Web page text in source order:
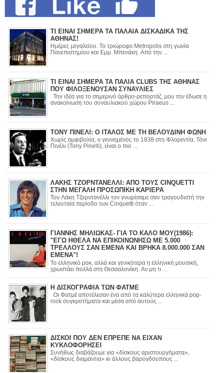
ΤΙ ΕΙΝΑΙ ΣΗΜΕΡΑ ΤΑ ΠΑΛΑΙΑ ΔΙΣΚΑΔΙΚΑ ΤΗΣ
ΑΘΗΝΑΣ!
Ημέρες μεγαλείου. Το τριώροφο Metropolis στη γωνία
Πανεπιστημίου και Εμμ. Μπενάκη. Από την ...
ΤΙ ΕΙΝΑΙ ΣΗΜΕΡΑ ΤΑ ΠΑΛΙΑ CLUBS ΤΗΣ ΑΘΗΝΑΣ
ΠΟΥ ΦΙΛΟΞΕΝΟΥΣΑΝ ΣΥΝΑΥΛΙΕΣ
Την ιδέα για το σημερινό άρθρο-ρεπορτάζ, μου την έδωσε η
ανακοίνωση του συναυλιακού χώρου Piraeus ...
ΤΟΝΥ ΠΙΝΕΛΙ: Ο ΙΤΑΛΟΣ ΜΕ ΤΗ ΒΕΛΟΥΔΙΝΗ ΦΩΝΗ
Χωρίς αμφιβολία, ο γεννημένος το 1938 στη Φλορεντία, Τόνι
Πινέλι (Tony Pinelli), είναι ο πιο ...
ΛΑΚΗΣ ΤΖΟΡΝΤΑΝΕΛΛΙ: ΑΠΟ ΤΟΥΣ CINQUETTI
ΣΤΗΝ ΜΕΓΑΛΗ ΠΡΟΣΩΠΙΚΗ ΚΑΡΙΕΡΑ
Τον Λάκη Τζορντανέλλι τον γνωρίσαμε σαν τραγουδιστή την
τελευταία περίοδο των Cinquetti όταν ...
ΓΙΑΝΝΗΣ ΜΗΛΙΩΚΑΣ- ΓΙΑ ΤΟ ΚΑΛΟ ΜΟΥ(1986):
"ΕΓΩ ΗΘΕΛΑ ΝΑ ΕΠΙΚΟΙΝΩΝΗΣΩ ΜΕ 5.000
ΤΡΕΛΛΟΥΣ ΣΑΝ ΕΜΕΝΑ ΚΑΙ ΒΡΗΚΑ 8.000.000 ΣΑΝ
ΕΜΕΝΑ"!
Το ελληνικό ροκ, αλλά και γενικότερα η ελληνική μουσική,
χρωστάει πολλά στη Θεσσαλονίκη. Αν μη τι ...
Η ΔΙΣΚΟΓΡΑΦΙΑ ΤΩΝ ΦΑΤΜΕ
Οι Φατμέ αποτέλεσαν ένα από τα καλύτερα ελληνικά pop-
rock συγκροτήματα και μέσα από αυτούς ...
ΔΙΣΚΟΙ ΠΟΥ ΔΕΝ ΕΠΡΕΠΕ ΝΑ ΕΙΧΑΝ
ΚΥΚΛΟΦΟΡΗΣΕΙ
Συνήθως διαβάζουμε για «δίσκους αριστουργήματα»,
«δίσκους διαμάντια» κι άλλους βαρύγδουπους ...